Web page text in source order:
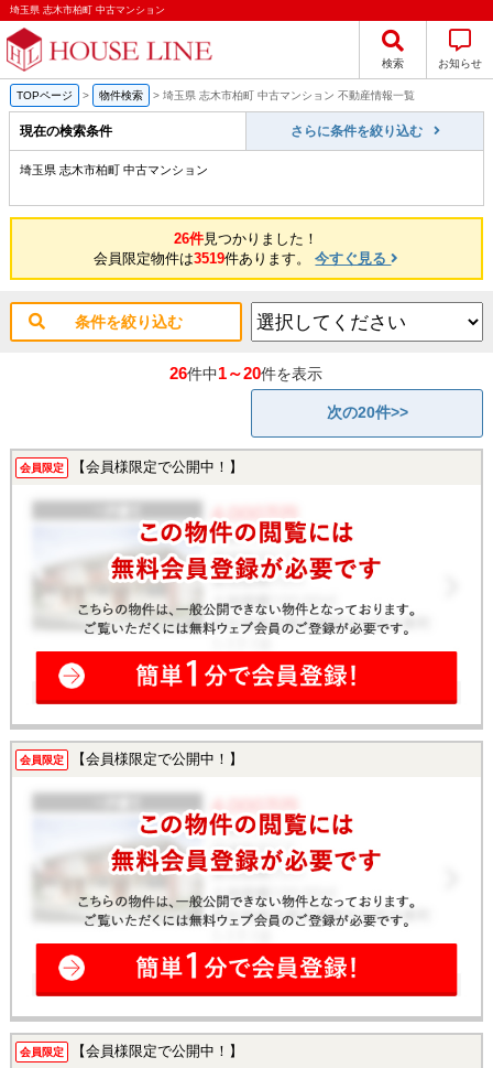
埼玉県 志木市柏町 中古マンション
検索 お知らせ
TOPページ > 物件検索 > 埼玉県 志木市柏町 中古マンション 不動産情報一覧
現在の検索条件 さらに条件を絞り込む
埼玉県 志木市柏町 中古マンション
26件見つかりました！
会員限定物件は3519件あります。今すぐ見る
条件を絞り込む
26件中1～20件を表示
次の20件>>
会員限定 【会員様限定で公開中！】
会員限定 【会員様限定で公開中！】
会員限定 【会員様限定で公開中！】